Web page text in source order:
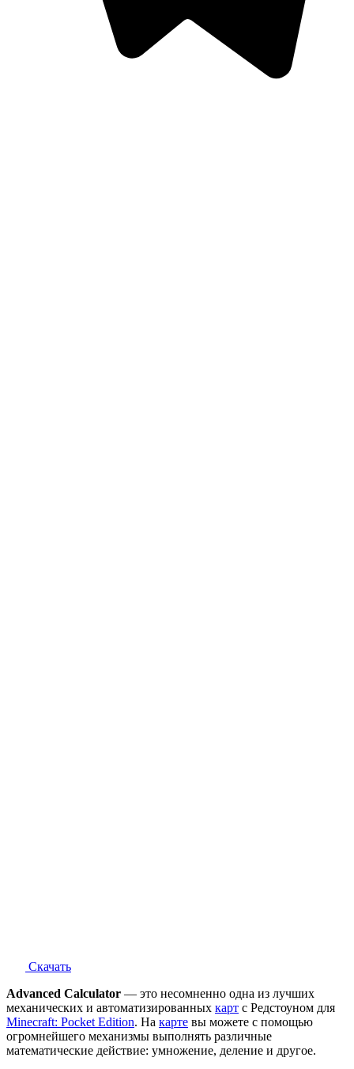
Скачать
Advanced Calculator — это несомненно одна из лучших
механических и автоматизированных карт с Редстоуном для
Minecraft: Pocket Edition. На карте вы можете с помощью
огромнейшего механизмы выполнять различные
математические действие: умножение, деление и другое.